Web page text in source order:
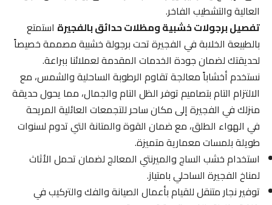
العالية والتشطيب الفاخر.
تفصيل برجولات خشبية ومظلات حدائق بالفجيرةاستمتع
بالطبيعة الخلابة في الفجيرة تحت برجولة خشبية مصممة خصيصاً
لحديقتك لضمان جودة الخدمات المقدمة لعملائنا ببراعة.
نستخدم أخشاباً معالجة تقاوم الرطوبة الساحلية والشمس، مع
الالتزام التام بتصاميم توفر الظل التام والجمال، مما يحول حديقة
منزلك في الفجيرة إلى مكان ساحر للتجمعات العائلية المريحة
في الهواء الطلق، مع ضمان القوة والمتانة التي تدوم لسنوات
طويلة بلمسات معمارية متميزة.
استخدام خشب الساج والميرنتي المعالج لضمان تحمل الأثاث
لمناخ الفجيرة الساحلي بامتياز.
توفير نجار متنقل للقيام بأعمال الصيانة والفك والتركيب في